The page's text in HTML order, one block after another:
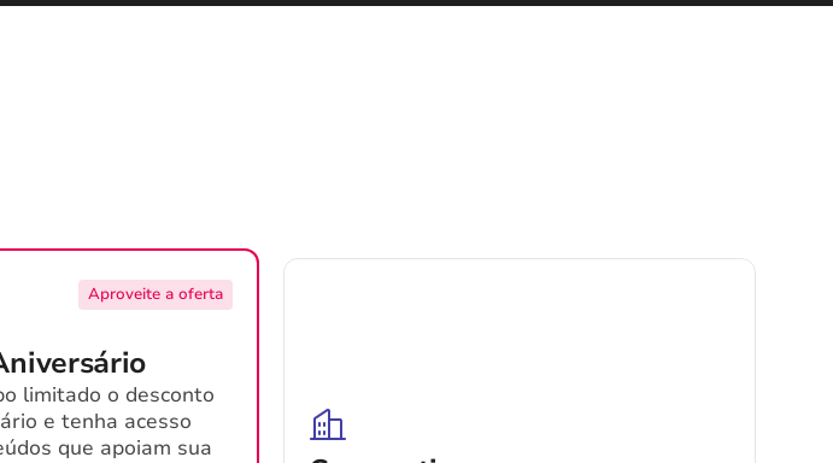
Aproveite a oferta
limitado o desconto
e tenha acesso
que apoiam sua